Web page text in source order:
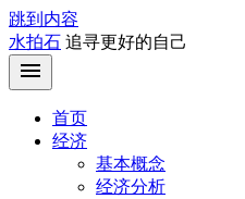
跳到内容
水拍石 追寻更好的自己
首页
经济
基本概念
经济分析